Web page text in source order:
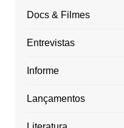
Docs & Filmes
Entrevistas
Informe
Lançamentos